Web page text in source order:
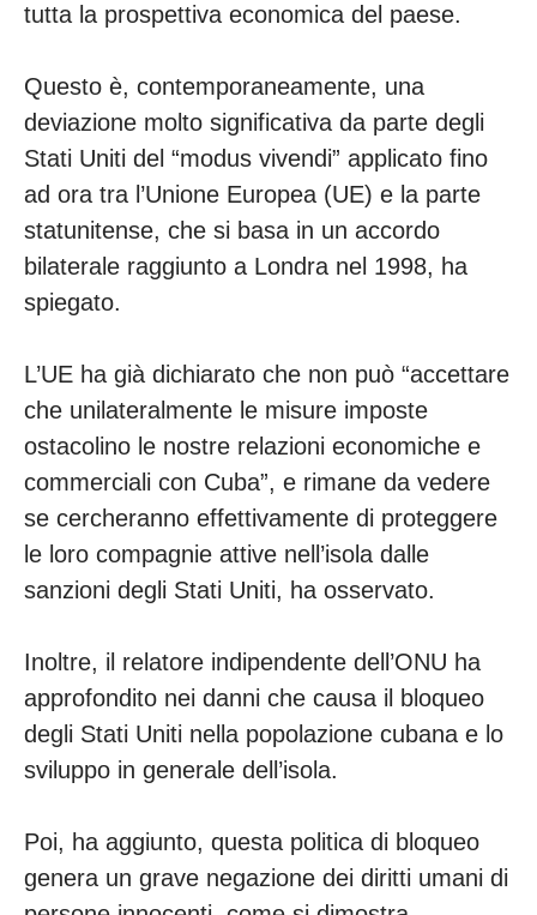
tutta la prospettiva economica del paese.
Questo è, contemporaneamente, una
deviazione molto significativa da parte degli
Stati Uniti del “modus vivendi” applicato fino
ad ora tra l’Unione Europea (UE) e la parte
statunitense, che si basa in un accordo
bilaterale raggiunto a Londra nel 1998, ha
spiegato.
L’UE ha già dichiarato che non può “accettare
che unilateralmente le misure imposte
ostacolino le nostre relazioni economiche e
commerciali con Cuba”, e rimane da vedere
se cercheranno effettivamente di proteggere
le loro compagnie attive nell’isola dalle
sanzioni degli Stati Uniti, ha osservato.
Inoltre, il relatore indipendente dell’ONU ha
approfondito nei danni che causa il bloqueo
degli Stati Uniti nella popolazione cubana e lo
sviluppo in generale dell’isola.
Poi, ha aggiunto, questa politica di bloqueo
genera un grave negazione dei diritti umani di